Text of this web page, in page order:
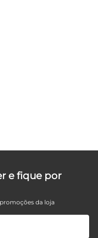
e fique por
da loja